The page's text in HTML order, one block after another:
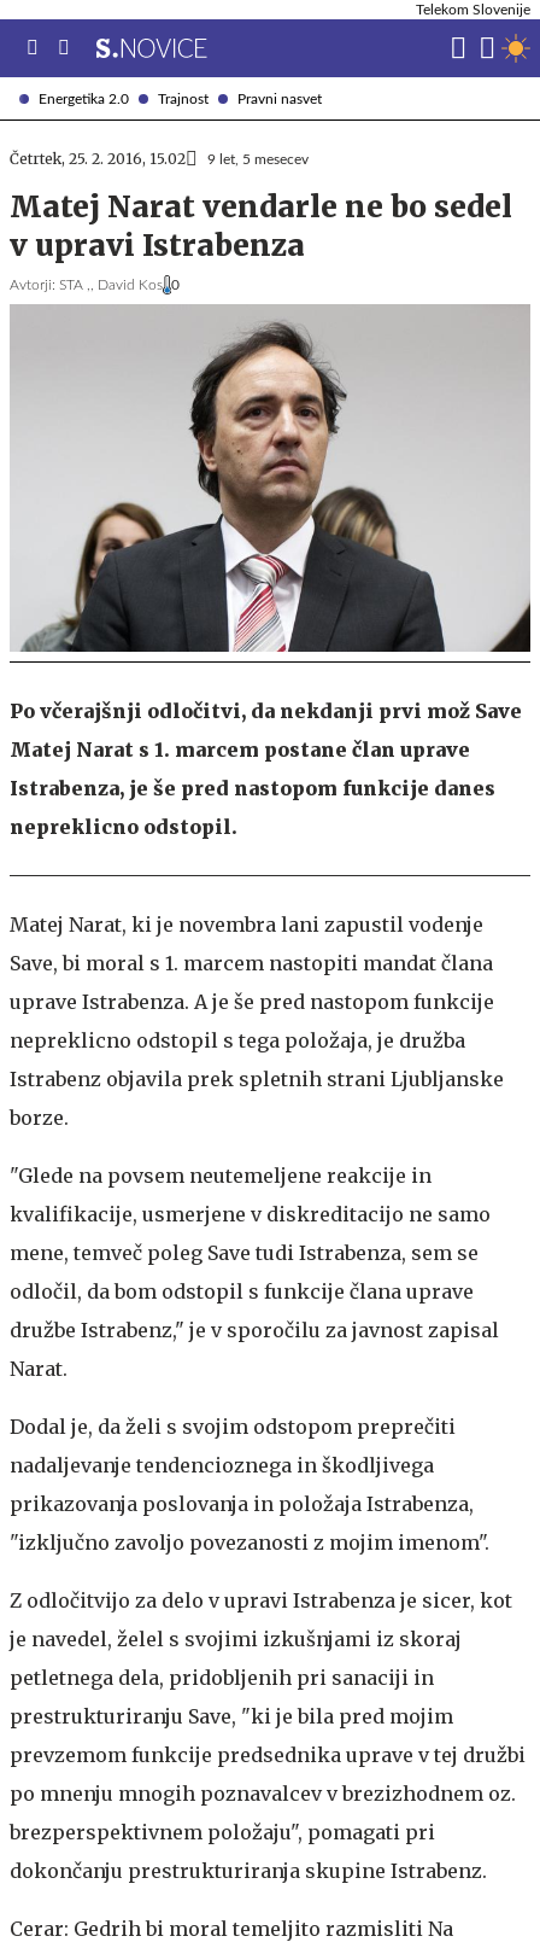
Energetika 2.0 Trajnost Pravni nasvet
Telekom Slovenije
Četrtek, 25. 2. 2016, 15.02 9 let, 5 mesecev
Matej Narat vendarle ne bo sedel
v upravi Istrabenza
Avtorji: STA ,, David Kos 0
Po včerajšnji odločitvi, da nekdanji prvi mož Save
Matej Narat s 1. marcem postane član uprave
Istrabenza, je še pred nastopom funkcije danes
nepreklicno odstopil.
Matej Narat, ki je novembra lani zapustil vodenje
Save, bi moral s 1. marcem nastopiti mandat člana
uprave Istrabenza. A je še pred nastopom funkcije
nepreklicno odstopil s tega položaja, je družba
Istrabenz objavila prek spletnih strani Ljubljanske
borze.
"Glede na povsem neutemeljene reakcije in
kvalifikacije, usmerjene v diskreditacijo ne samo
mene, temveč poleg Save tudi Istrabenza, sem se
odločil, da bom odstopil s funkcije člana uprave
družbe Istrabenz," je v sporočilu za javnost zapisal
Narat.
Dodal je, da želi s svojim odstopom preprečiti
nadaljevanje tendencioznega in škodljivega
prikazovanja poslovanja in položaja Istrabenza,
"izključno zavoljo povezanosti z mojim imenom".
Z odločitvijo za delo v upravi Istrabenza je sicer, kot
je navedel, želel s svojimi izkušnjami iz skoraj
petletnega dela, pridobljenih pri sanaciji in
prestrukturiranju Save, "ki je bila pred mojim
prevzemom funkcije predsednika uprave v tej družbi
po mnenju mnogih poznavalcev v brezizhodnem oz.
brezperspektivnem položaju", pomagati pri
dokončanju prestrukturiranja skupine Istrabenz.
Cerar: Gedrih bi moral temeljito razmisliti Na